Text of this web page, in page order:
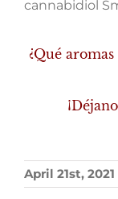
cannabidiol
¿Qué
April 21st, 2021